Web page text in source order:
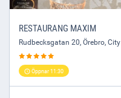
RESTAURANG MAXIM
Rudbecksgatan 20, Örebro, City
Öppnar 11:30